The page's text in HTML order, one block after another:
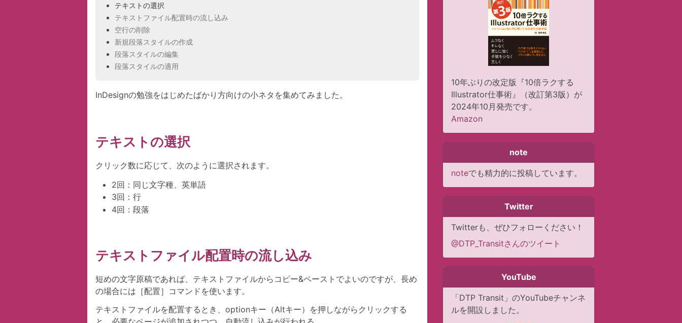
テキストの選択
テキストファイル配置時の流し込み
空行の削除
新規段落スタイルの作成
段落スタイルの編集
段落スタイルの適用
InDesignの勉強をはじめたばかり方向けの小ネタを集めてみました。
テキストの選択
クリック数に応じて、次のように選択されます。
2回：同じ文字種、英単語
3回：行
4回：段落
テキストファイル配置時の流し込み
短めの文字原稿であれば、テキストファイルからコピー&ペーストでよいのですが、長め
の場合には［配置］コマンドを使います。
テキストファイルを配置するとき、optionキー（Altキー）を押しながらクリックする
10年ぶりの改定版『10倍ラクする
Illustrator仕事術』（改訂第3版）が
2024年10月発売です。
Amazon
note
noteでも精力的に投稿しています。
Twitter
Twitterも、ぜひフォローください！
@DTP_Transitさんのツイート
YouTube
「DTP Transit」のYouTubeチャンネ
ルを開設しました。